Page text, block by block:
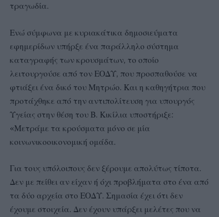
τραγωδία.
Ενώ σύμφωνα με κυριακάτικα δημοσιεύματα
εφημερίδων υπήρξε ένα παράλληλο σύστημα
καταγραφής των κρουσμάτων, το οποίο
λειτουργούσε από τον ΕΟΔΥ, που προσπαθούσε να
φτιάξει ένα δικό του Μητρώο. Και η καθηγήτρια που
προτάχθηκε από την αντιπολίτευση για υπουργός
Υγείας στην θέση του Β. Κικίλια υποστήριξε:
«Μετράμε τα κρούσματα μόνο σε μία
κοινωνικοοικονομική ομάδα.
Για τους υπόλοιπους δεν ξέρουμε απολύτως τίποτα.
Δεν με πείθει αν είχαν ή όχι προβλήματα στο ένα από
τα δύο αρχεία στο ΕΟΔΥ. Σημασία έχει ότι δεν
έχουμε στοιχεία. Δεν έχουν υπάρξει μελέτες που να